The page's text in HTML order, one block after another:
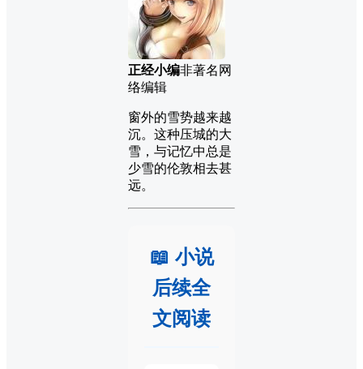
正经小编非著名网
络编辑
窗外的雪势越来越
沉。这种压城的大
雪，与记忆中总是
少雪的伦敦相去甚
远。
📖 小说
后续全
文阅读